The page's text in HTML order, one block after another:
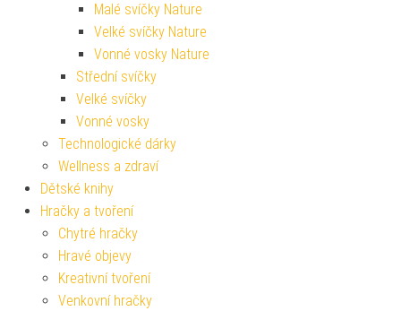
Malé svíčky Nature
Velké svíčky Nature
Vonné vosky Nature
Střední svíčky
Velké svíčky
Vonné vosky
Technologické dárky
Wellness a zdraví
Dětské knihy
Hračky a tvoření
Chytré hračky
Hravé objevy
Kreativní tvoření
Venkovní hračky